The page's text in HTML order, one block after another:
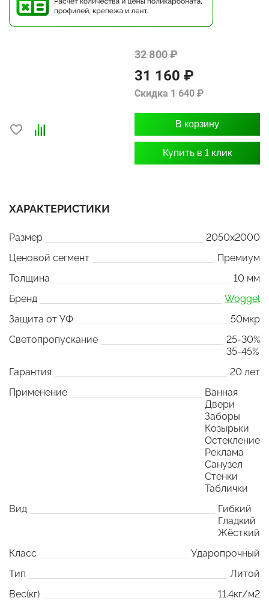
32 800 ₽
31 160 ₽
Скидка 1 640 ₽
В корзину
Купить в 1 клик
ХАРАКТЕРИСТИКИ
Размер
2050x2000
Ценовой сегмент
Премиум
Толщина
10 мм
Бренд
Woggel
Защита от УФ
50мкр
Светопропускание
25-30%
35-45%
Гарантия
20 лет
Применение
Ванная
Двери
Заборы
Козырьки
Остекление
Реклама
Санузел
Стенки
Таблички
Вид
Гибкий
Гладкий
Жёсткий
Класс
Ударопрочный
Тип
Литой
Вес(кг)
11.4кг/м2